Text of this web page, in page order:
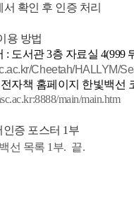
확인 후 인증 처리
용 방법
: 도서관 3층 자료실 4(999
Cheetah/HALLYM/
자책 홈페이지 한빛백선
main/main.htm
인증 포스터 1부
목록 1부. 끝.